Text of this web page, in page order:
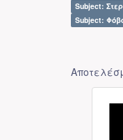
Subject:
Subject: